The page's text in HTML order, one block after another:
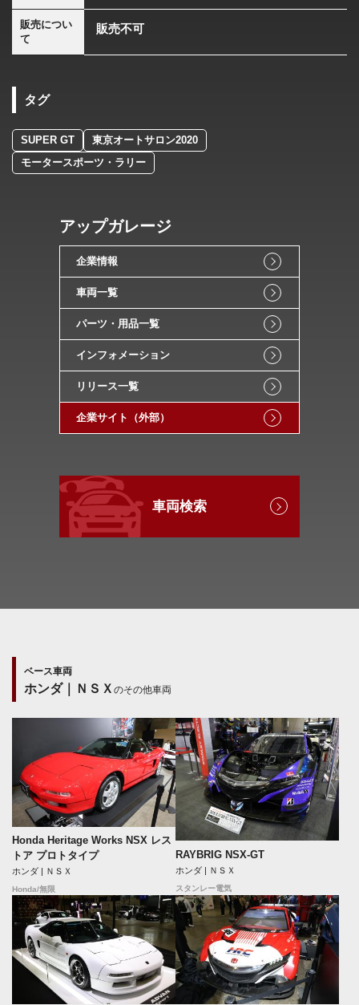
販売につい
て
販売不可
タグ
SUPER GT
東京オートサロン2020
モータースポーツ・ラリー
アップガレージ
企業情報
車両一覧
パーツ・用品一覧
インフォメーション
リリース一覧
企業サイト（外部）
車両検索
ベース車両
ホンダ｜ＮＳＸ のその他車両
Honda Heritage Works NSX レス
トア プロトタイプ
ホンダ | ＮＳＸ
Honda/無限
RAYBRIG NSX-GT
ホンダ | ＮＳＸ
スタンレー電気